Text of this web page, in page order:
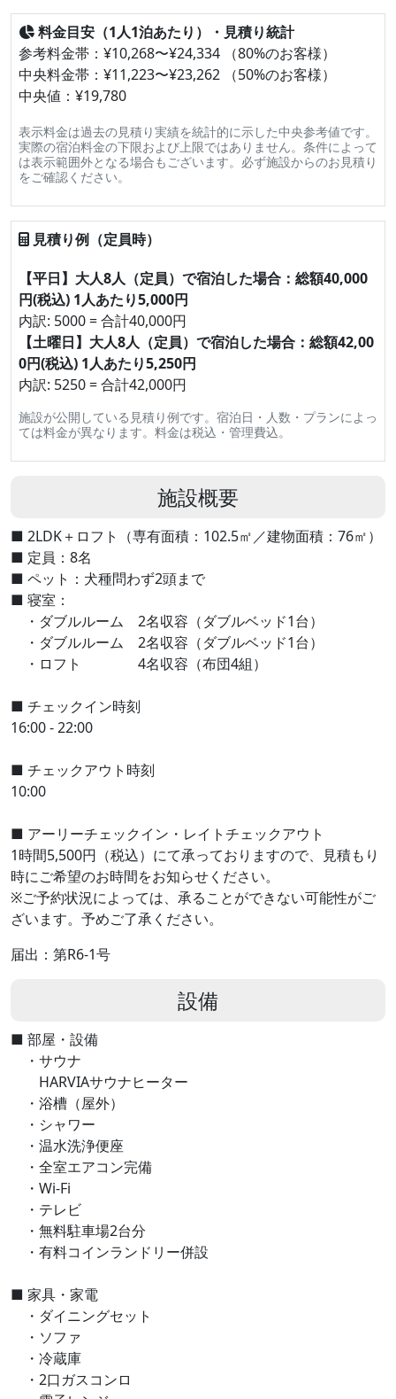
料金目安（1人1泊あたり）・見積り統計
参考料金帯：¥10,268〜¥24,334 （80%のお客様）
中央料金帯：¥11,223〜¥23,262 （50%のお客様）
中央値：¥19,780
表示料金は過去の見積り実績を統計的に示した中央参考値です。
実際の宿泊料金の下限および上限ではありません。条件によって
は表示範囲外となる場合もございます。必ず施設からのお見積り
をご確認ください。
見積り例（定員時）
【平日】大人8人（定員）で宿泊した場合：総額40,000
円(税込) 1人あたり5,000円
内訳: 5000 = 合計40,000円
【土曜日】大人8人（定員）で宿泊した場合：総額42,00
0円(税込) 1人あたり5,250円
内訳: 5250 = 合計42,000円
施設が公開している見積り例です。宿泊日・人数・プランによっ
ては料金が異なります。料金は税込・管理費込。
施設概要
■ 2LDK＋ロフト（専有面積：102.5㎡／建物面積：76㎡）
■ 定員：8名
■ ペット：犬種問わず2頭まで
■ 寝室：
・ダブルルーム 2名収容（ダブルベッド1台）
・ダブルルーム 2名収容（ダブルベッド1台）
・ロフト 4名収容（布団4組）
■ チェックイン時刻
16:00 - 22:00
■ チェックアウト時刻
10:00
■ アーリーチェックイン・レイトチェックアウト
1時間5,500円（税込）にて承っておりますので、見積もり
時にご希望のお時間をお知らせください。
※ご予約状況によっては、承ることができない可能性がご
ざいます。予めご了承ください。
届出：第R6-1号
設備
■ 部屋・設備
・サウナ
HARVIAサウナヒーター
・浴槽（屋外）
・シャワー
・温水洗浄便座
・全室エアコン完備
・Wi-Fi
・テレビ
・無料駐車場2台分
・有料コインランドリー併設
■ 家具・家電
・ダイニングセット
・ソファ
・冷蔵庫
・2口ガスコンロ